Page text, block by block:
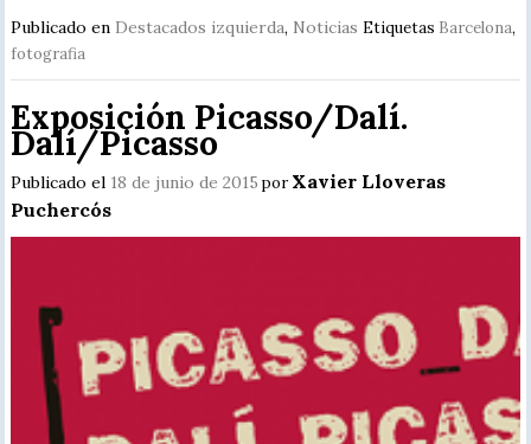
Publicado en Destacados izquierda, Noticias Etiquetas Barcelona,
fotografia
Exposición Picasso/Dalí.
Dalí/Picasso
Publicado el 18 de junio de 2015 porXavier Lloveras
Puchercós